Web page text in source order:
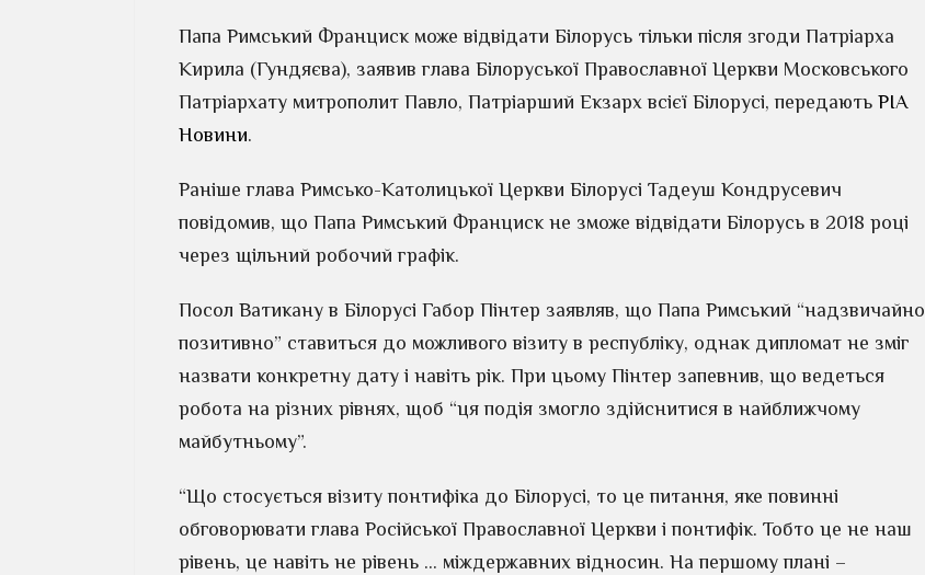
Папа Римський Франциск може відвідати Білорусь тільки після згоди Патріарха
Кирила (Гундяєва), заявив глава Білоруської Православної Церкви Московського
Патріархату митрополит Павло, Патріарший Екзарх всієї Білорусі, передають РІА
Новини.
Раніше глава Римсько-Католицької Церкви Білорусі Тадеуш Кондрусевич
повідомив, що Папа Римський Франциск не зможе відвідати Білорусь в 2018 році
через щільний робочий графік.
Посол Ватикану в Білорусі Габор Пінтер заявляв, що Папа Римський “надзвичайно
позитивно” ставиться до можливого візиту в республіку, однак дипломат не зміг
назвати конкретну дату і навіть рік. При цьому Пінтер запевнив, що ведеться
робота на різних рівнях, щоб “ця подія змогло здійснитися в найближчому
майбутньому”.
“Що стосується візиту понтифіка до Білорусі, то це питання, яке повинні
обговорювати глава Російської Православної Церкви і понтифік. Тобто це не наш
рівень, це навіть не рівень … міждержавних відносин. На першому плані –